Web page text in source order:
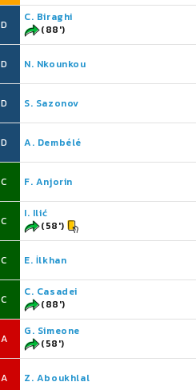
D
C. Biraghi
(88')
D N. Nkounkou
D S. Sazonov
D A. Dembélé
C F. Anjorin
C
I. Ilić
(58')
C E. İlkhan
C
C. Casadei
(88')
A
G. Simeone
(58')
A Z. Aboukhlal